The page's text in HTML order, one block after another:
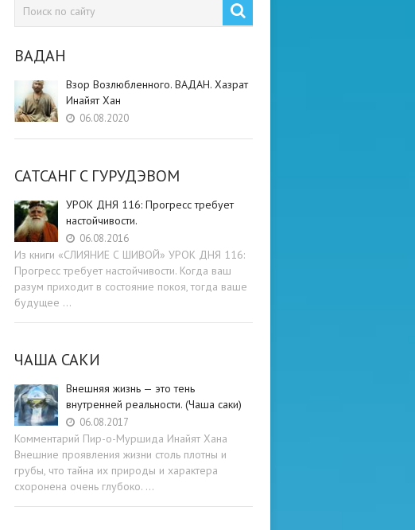
ВАДАН
Взор Возлюбленного. ВАДАН. Хазрат
Инайят Хан
06.08.2020
САТСАНГ C ГУРУДЭВОМ
УРОК ДНЯ 116: Прогресс требует
настойчивости.
06.08.2016
Из книги «СЛИЯНИЕ С ШИВОЙ» УРОК ДНЯ 116:
Прогресс требует настойчивости. Когда ваш
разум приходит в состояние покоя, тогда ваше
будущее …
ЧАША САКИ
Внешняя жизнь — это тень
внутренней реальности. (Чаша саки)
06.08.2017
Комментарий Пир-о-Муршида Инайят Хана
Внешние проявления жизни столь плотны и
грубы, что тайна их природы и характера
схоронена очень глубоко. …